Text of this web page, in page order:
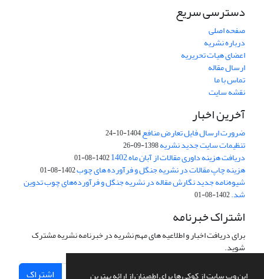
این وب سایت از کوکی ها برای اطمینان از ارائه بهترین
دسترسی سریع
صفحه اصلی
درباره نشریه
اعضای هیات تحریریه
ارسال مقاله
تماس با ما
نقشه سایت
آخرین اخبار
ضرورت ارسال فایل تعارض منافع1404-10-24
تنظیمات سایت جدید نشریه1398-09-26
دریافت هزینه داوری مقالات از آبان ماه 1402 1402-08-01
هزینه چاپ مقالات در نشریه جنگل و فرآورده های چوب1402-08-01
شیوه‌نامه جدید نگارش مقاله در نشریه جنگل و فرآورده‌های چوب تدوین
شد.1402-08-01
اشتراک خبرنامه
برای دریافت اخبار و اطلاعیه های مهم نشریه در خبرنامه نشریه مشترک
شوید.
اشتراک